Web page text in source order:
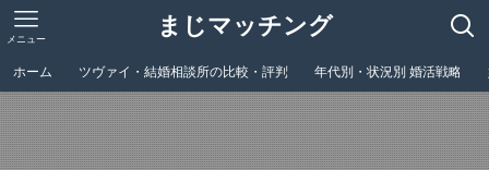
まじマッチング
メニュー
ホーム ツヴァイ・結婚相談所の比較・評判 年代別・状況別 婚活戦略